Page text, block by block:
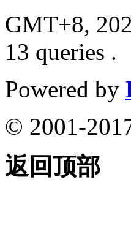
GMT+8,
13 queries .
Powered by
© 2001-
返回顶部